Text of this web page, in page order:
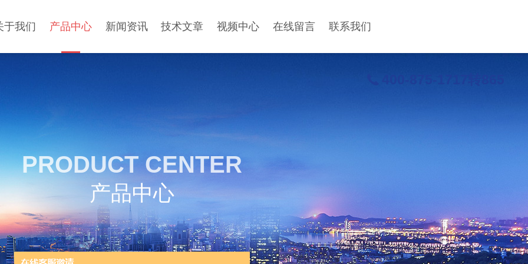
于我们 产品中心 新闻资讯 技术文章 视频中心 在线留言 联系我们
PRODUCT CENTER
产品中心